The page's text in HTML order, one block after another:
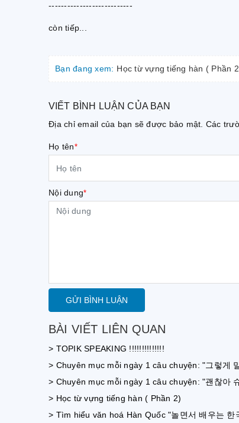
---------------------------
còn tiếp...
Bạn đang xem: Học từ vựng tiếng hàn ( Phần
VIẾT BÌNH LUẬN CỦA BẠN
Địa chỉ email của bạn sẽ được bảo mật. Các
Họ tên*
Nội dung*
GỬI BÌNH LUẬN
BÀI VIẾT LIÊN QUAN
> TOPIK SPEAKING !!!!!!!!!!!!!!
> Chuyên mục mỗi ngày 1 câu chuyện: "그렇게
> Chuyên mục mỗi ngày 1 câu chuyện: "괜찮아
> Học từ vựng tiếng hàn ( Phần 2)
> Tìm hiểu văn hoá Hàn Quốc "놀면서 배우는 한